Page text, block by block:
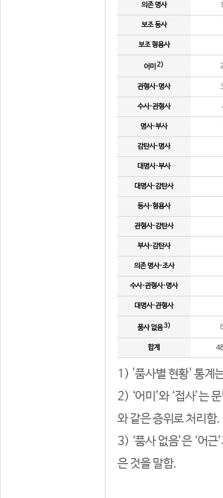
의존 명사
보조 동사
보조 형용사
어미 2)
관형사·명사
수사·관형사
명사·부사
감탄사·명사
대명사·부사
대명사·감탄사
동사·형용사
관형사·감탄사
부사·감탄사
의존 명사·조사
수사·관형사·명사
대명사·관형사
품사 없음3)
합계
1) '품사별 현황' 통계
2) ‘어미’와 ‘접사’는
와 같은 층위로 처리함.
3) ‘품사 없음’은 ‘어
은 것을 말함.